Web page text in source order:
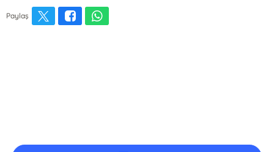
Paylaş